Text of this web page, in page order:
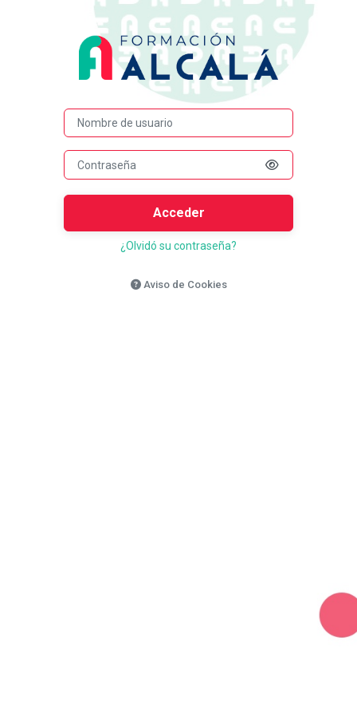
Salta al contenido principal
Entrar a
Nombre de usuario
Acceder
¿Olvidó su contraseña?
Aviso de Cookies